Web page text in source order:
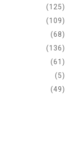
(125)
(109)
(68)
(136)
(61)
(5)
(49)